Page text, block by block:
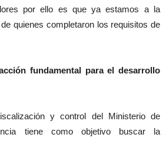
por ello es que ya estamos a la
quienes completaron los requisitos de
fundamental para el desarrollo
y control del Ministerio de
tiene como objetivo buscar la